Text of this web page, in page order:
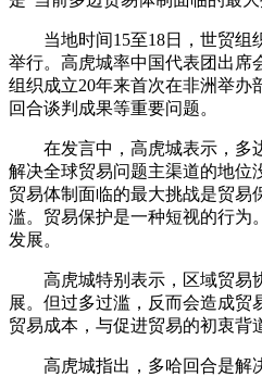
当地时间15至18日，世贸组
举行。高虎城率中国代表团出席
组织成立20年来首次在非洲举办
回合谈判成果等重要问题。
在发言中，高虎城表示，多
解决全球贸易问题主渠道的地位
贸易体制面临的最大挑战是贸易
滥。贸易保护是一种短视的行为
发展。
高虎城特别表示，区域贸易
展。但过多过滥，反而会造成贸
贸易成本，与促进贸易的初衷背
高虎城指出，多哈回合是解